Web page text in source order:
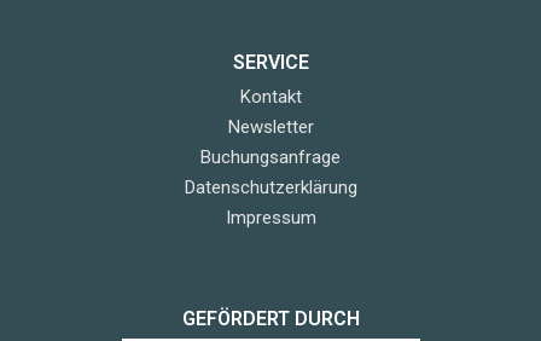
SERVICE
Kontakt
Newsletter
Buchungsanfrage
Datenschutzerklärung
Impressum
GEFÖRDERT DURCH